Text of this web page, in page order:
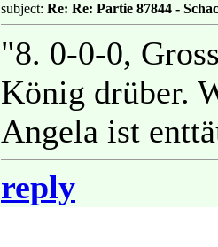
subject: Re: Re: Partie 87844 -
"8. 0-0-0,
König drüber.
Angela ist
reply